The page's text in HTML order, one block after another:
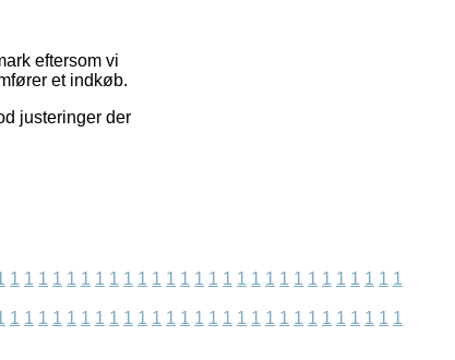
eftersom vi
et indkøb.
justeringer der
1 1 1 1 1 1 1 1 1 1 1 1 1 1 1 1 1 1 1 1 1 1 1 1 1 1 1 1
1 1 1 1 1 1 1 1 1 1 1 1 1 1 1 1 1 1 1 1 1 1 1 1 1 1 1 1